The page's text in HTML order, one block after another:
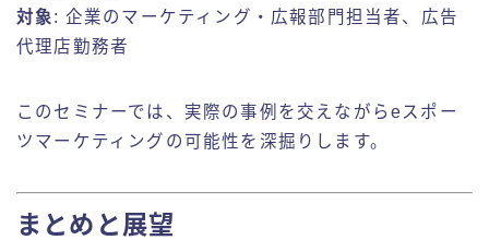
対象: 企業のマーケティング・広報部門担当者、広告
代理店勤務者
このセミナーでは、実際の事例を交えながらeスポー
ツマーケティングの可能性を深掘りします。
まとめと展望